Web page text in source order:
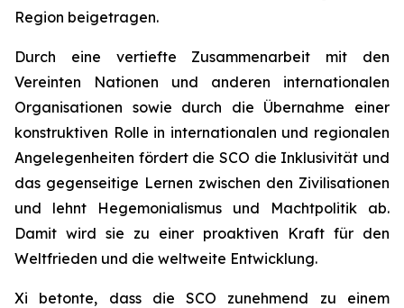
Region beigetragen.
Durch eine vertiefte Zusammenarbeit mit den
Vereinten Nationen und anderen internationalen
Organisationen sowie durch die Übernahme einer
konstruktiven Rolle in internationalen und regionalen
Angelegenheiten fördert die SCO die Inklusivität und
das gegenseitige Lernen zwischen den Zivilisationen
und lehnt Hegemonialismus und Machtpolitik ab.
Damit wird sie zu einer proaktiven Kraft für den
Weltfrieden und die weltweite Entwicklung.
Xi betonte, dass die SCO zunehmend zu einem